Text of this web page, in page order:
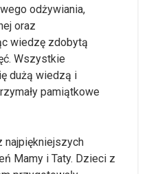
odżywiania,
oraz
wiedzę zdobytą
Wszystkie
dużą wiedzą i
pamiątkowe
najpiękniejszych
Mamy i Taty. Dzieci z